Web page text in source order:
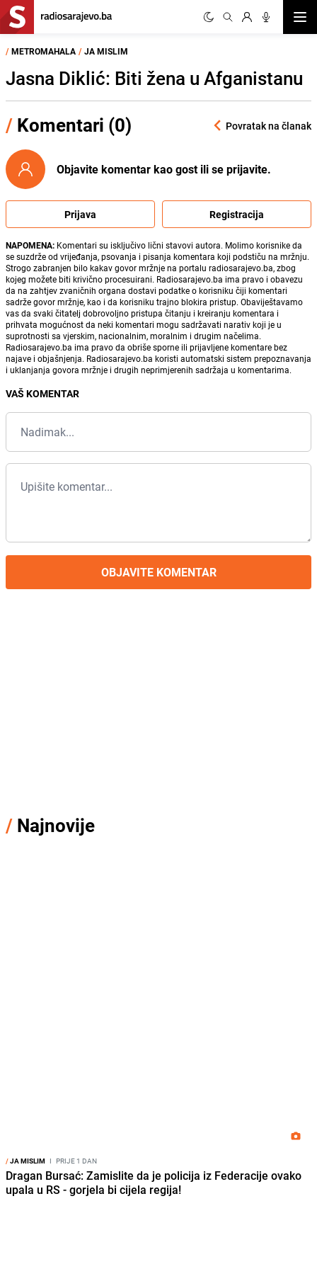
/ METROMAHALA / JA MISLIM
Jasna Diklić: Biti žena u Afganistanu
/ Komentari (0) Povratak na članak
Objavite komentar kao gost ili se prijavite.
Prijava Registracija
NAPOMENA: Komentari su isključivo lični stavovi autora. Molimo korisnike da
se suzdrže od vrijeđanja, psovanja i pisanja komentara koji podstiču na mržnju.
Strogo zabranjen bilo kakav govor mržnje na portalu radiosarajevo.ba, zbog
kojeg možete biti krivično procesuirani. Radiosarajevo.ba ima pravo i obavezu
da na zahtjev zvaničnih organa dostavi podatke o korisniku čiji komentari
sadrže govor mržnje, kao i da korisniku trajno blokira pristup. Obaviještavamo
vas da svaki čitatelj dobrovoljno pristupa čitanju i kreiranju komentara i
prihvata mogućnost da neki komentari mogu sadržavati narativ koji je u
suprotnosti sa vjerskim, nacionalnim, moralnim i drugim načelima.
Radiosarajevo.ba ima pravo da obriše sporne ili prijavljene komentare bez
najave i objašnjenja. Radiosarajevo.ba koristi automatski sistem prepoznavanja
i uklanjanja govora mržnje i drugih neprimjerenih sadržaja u komentarima.
VAŠ KOMENTAR
OBJAVITE KOMENTAR
/ Najnovije
/JA MISLIM I PRIJE 1 DAN
Dragan Bursać: Zamislite da je policija iz Federacije ovako
upala u RS - gorjela bi cijela regija!